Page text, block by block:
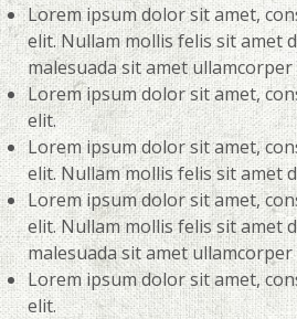
Lorem ipsum dolor sit amet,
elit. Nullam mollis felis sit amet
malesuada sit amet ullamcorper
Lorem ipsum dolor sit amet,
elit.
Lorem ipsum dolor sit amet,
elit. Nullam mollis felis sit amet
Lorem ipsum dolor sit amet,
elit. Nullam mollis felis sit amet
malesuada sit amet ullamcorper
Lorem ipsum dolor sit amet,
elit.